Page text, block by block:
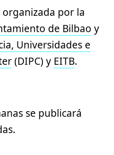
por la
de Bilbao y
Universidades e
(DIPC) y EITB.
se publicará